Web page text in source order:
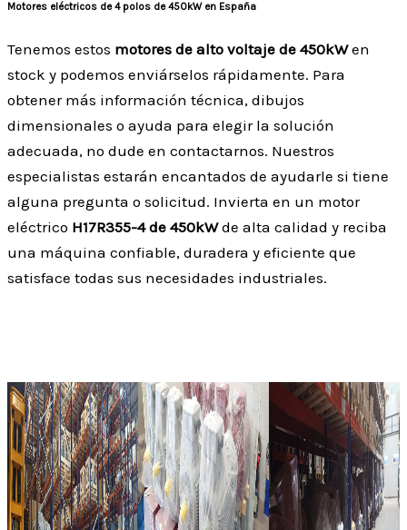
Motores eléctricos de 4 polos de 450kW en España
Tenemos estos motores de alto voltaje de 450kWen
stock y podemos enviárselos rápidamente. Para
obtener más información técnica, dibujos
dimensionales o ayuda para elegir la solución
adecuada, no dude en contactarnos. Nuestros
especialistas estarán encantados de ayudarle si tiene
alguna pregunta o solicitud. Invierta en un motor
eléctrico H17R355-4 de 450kWde alta calidad y reciba
una máquina confiable, duradera y eficiente que
satisface todas sus necesidades industriales.